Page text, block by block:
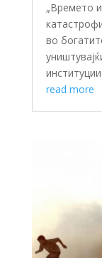
„Времето
во
read more